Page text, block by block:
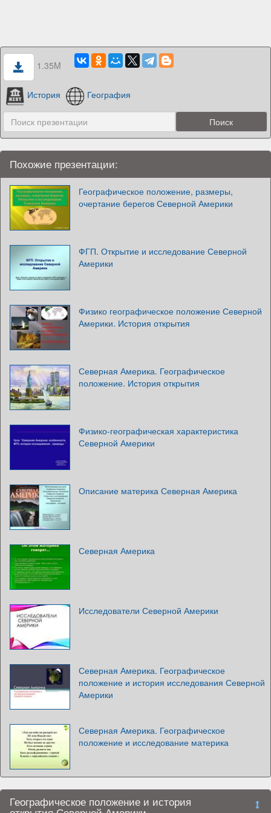
1.35M
История География
Похожие презентации:
Географическое положение, размеры,
очертание берегов Северной Америки
ФГП. Открытие и исследование Северной
Америки
Физико географическое положение Северной
Америки. История открытия
Северная Америка. Географическое
положение. История открытия
Физико-географическая характеристика
Северной Америки
Описание материка Северная Америка
Северная Америка
Исследователи Северной Америки
Северная Америка. Географическое
положение и история исследования Северной
Америки
Северная Америка. Географическое
положение и исследование материка
Географическое положение и история